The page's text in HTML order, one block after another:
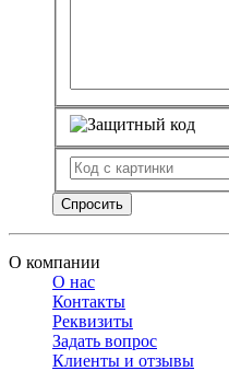
Спросить
О компании
О нас
Контакты
Реквизиты
Задать вопрос
Клиенты и отзывы